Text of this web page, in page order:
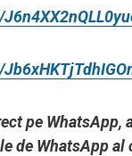
pe WhatsApp,
de WhatsApp